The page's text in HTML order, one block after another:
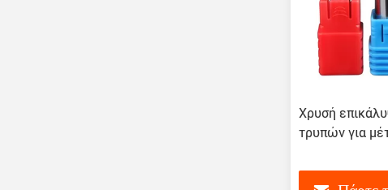
Χρυσή
τρυπών για